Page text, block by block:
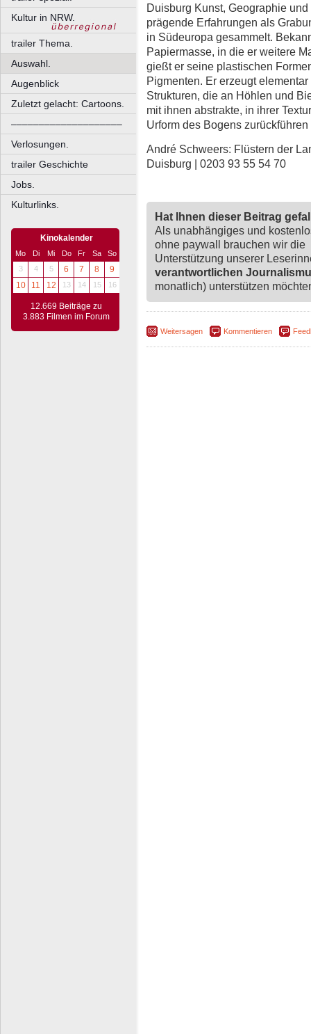
Kultur in NRW.
trailer Thema.
Auswahl.
Augenblick
Zuletzt gelacht: Cartoons.
––––––––––––––––––––
Verlosungen.
trailer Geschichte
Jobs.
Kulturlinks.
Kinokalender
Mo Di Mi Do Fr Sa
So
3
4 5 6 7 8
9
10
11 12 13 14 15 16
12.669 Beiträge zu
3.883 Filmen im Forum
Duisburg Kunst, Geographie
prägende Erfahrungen als
in Südeuropa gesammelt.
Papiermasse, in die er weitere
gießt er seine plastischen
Pigmenten. Er erzeugt
Strukturen, die an Höhlen und
mit ihnen abstrakte, in ihrer
Urform des Bogens
André Schweers: Flüstern der
Duisburg | 0203 93 55 54 70
Hat Ihnen dieser Beitrag
Als unabhängiges und
ohne paywall brauchen wir die
Unterstützung unserer
verantwortlichen
monatlich) unterstützen
Weitersagen Kommentieren